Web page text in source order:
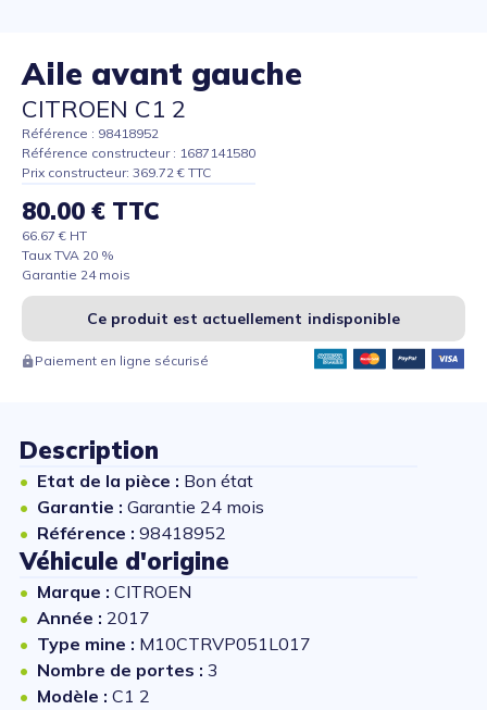
Aile avant gauche
CITROEN C1 2
Référence : 98418952
Référence constructeur : 1687141580
Prix constructeur: 369.72 € TTC
80.00 € TTC
66.67 € HT
Taux TVA 20 %
Garantie 24 mois
Ce produit est actuellement indisponible
Paiement en ligne sécurisé
Description
Etat de la pièce : Bon état
Garantie : Garantie 24 mois
Référence : 98418952
Véhicule d'origine
Marque : CITROEN
Année : 2017
Type mine : M10CTRVP051L017
Nombre de portes : 3
Modèle : C1 2